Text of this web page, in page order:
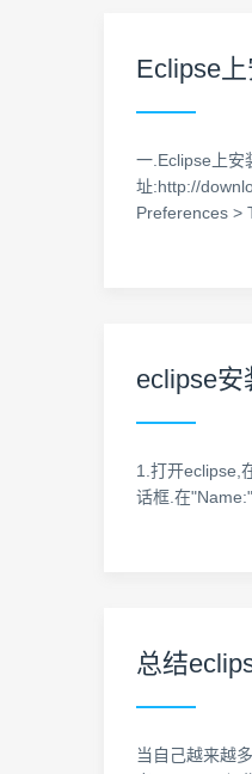
Eclipse
一.Eclipse上安
址:http://
Preferences >
eclipse安
1.打开eclipse,
话框.在
总结
当自己越来越